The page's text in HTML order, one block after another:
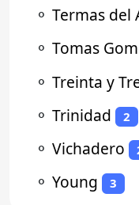
⚬ Termas del
⚬ Tomas
⚬ Treinta y
⚬ Trinidad 2
⚬ Vichadero
⚬ Young 3